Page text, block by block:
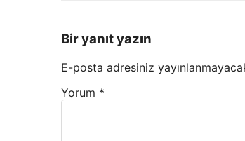
Bir yanıt yazın
E-posta adresiniz
Yorum *